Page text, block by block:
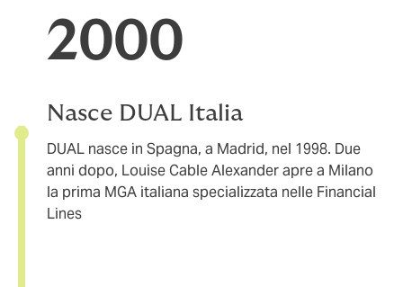
2000
Nasce DUAL Italia
DUAL nasce in Spagna, a Madrid, nel 1998. Due
anni dopo, Louise Cable Alexander apre a Milano
la prima MGA italiana specializzata nelle Financial
Lines